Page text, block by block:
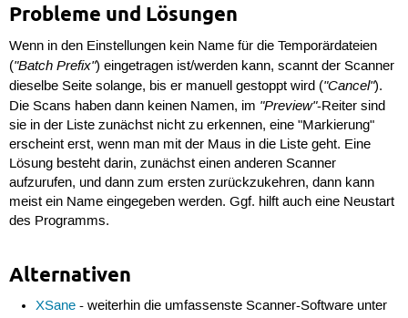
Probleme und Lösungen
Wenn in den Einstellungen kein Name für die Temporärdateien
("Batch Prefix") eingetragen ist/werden kann, scannt der Scanner
dieselbe Seite solange, bis er manuell gestoppt wird ("Cancel").
Die Scans haben dann keinen Namen, im "Preview"-Reiter sind
sie in der Liste zunächst nicht zu erkennen, eine "Markierung"
erscheint erst, wenn man mit der Maus in die Liste geht. Eine
Lösung besteht darin, zunächst einen anderen Scanner
aufzurufen, und dann zum ersten zurückzukehren, dann kann
meist ein Name eingegeben werden. Ggf. hilft auch eine Neustart
des Programms.
Alternativen
XSane - weiterhin die umfassenste Scanner-Software unter